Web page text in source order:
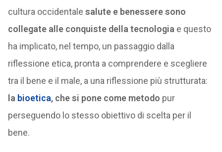
cultura occidentale salute e benessere sono
collegate alle conquiste della tecnologia e questo
ha implicato, nel tempo, un passaggio dalla
riflessione etica, pronta a comprendere e scegliere
tra il bene e il male, a una riflessione più strutturata:
la bioetica, che si pone come metodo pur
perseguendo lo stesso obiettivo di scelta per il
bene.